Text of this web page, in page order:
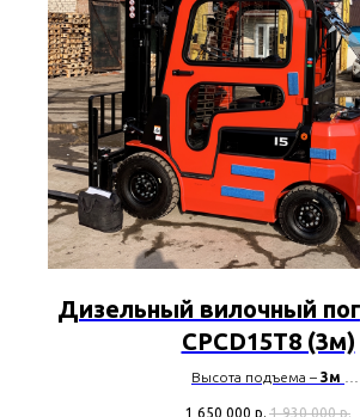
Дизельный вилочный
CPCD15T8 (3м)
Высота подъема – 3м
1 650 000 р. 1 930 000 р.